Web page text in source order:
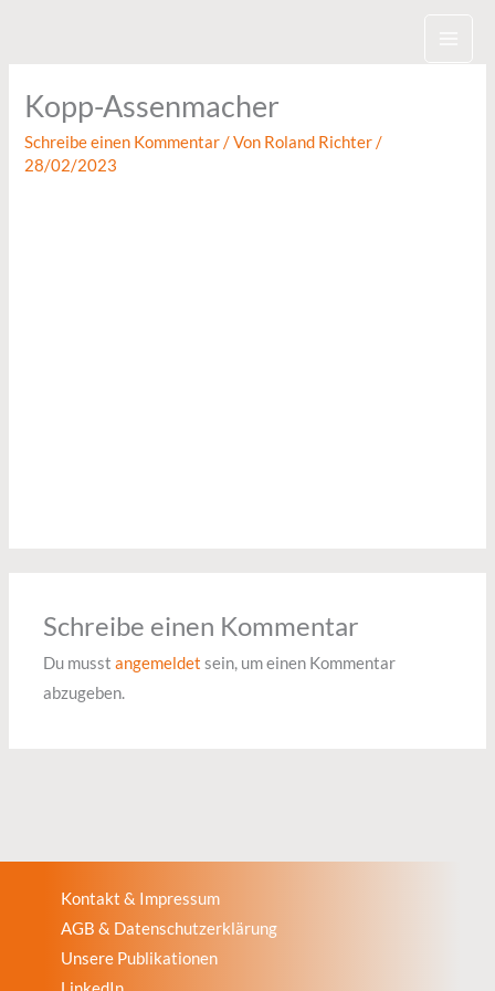
Kopp-Assenmacher
Schreibe einen Kommentar / Von Roland Richter/
28/02/2023
Schreibe einen Kommentar
Du musstangemeldet sein, um einen Kommentar
abzugeben.
Kontakt & Impressum
AGB & Datenschutzerklärung
Unsere Publikationen